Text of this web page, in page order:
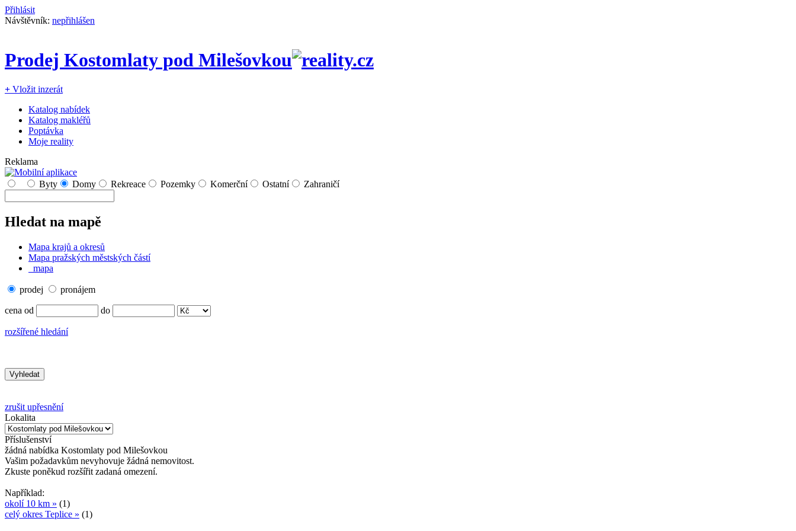
Přihlásit
Návštěvník: nepřihlášen
Prodej Kostomlaty pod Milešovkou
+ Vložit inzerát
Katalog nabídek
Katalog makléřů
Poptávka
Moje reality
Reklama
Byty Domy Rekreace Pozemky Komerční Ostatní Zahraničí
Hledat na mapě
Mapa krajů a okresů
Mapa pražských městských částí
mapa
prodej pronájem
cena od do
rozšířené hledání
zrušit upřesnění
Lokalita
Příslušenství
žádná nabídka Kostomlaty pod Milešovkou
Vašim požadavkům nevyhovuje žádná nemovitost.
Zkuste poněkud rozšířit zadaná omezení.
Například:
okolí 10 km » (1)
celý okres Teplice » (1)